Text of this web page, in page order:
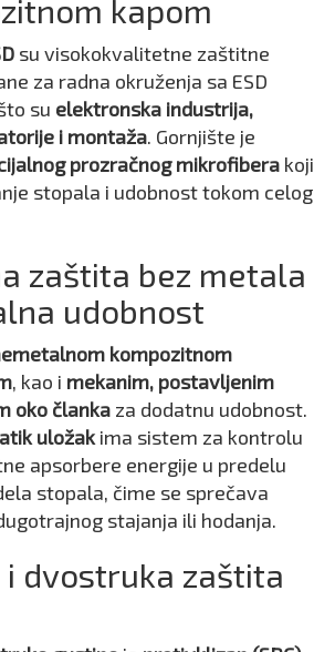
kapom
su visokokvalitetne zaštitne
za radna okruženja sa ESD
su elektronska industrija,
i montaža. Gornjište je
prozračnog mikrofibera koji
stopala i udobnost tokom celog
zaštita bez metala
udobnost
kompozitnom
, kao i mekanim, postavljenim
oko članka za dodatnu udobnost.
uložak ima sistem za kontrolu
apsorbere energije u predelu
stopala, čime se sprečava
stajanja ili hodanja.
dvostruka zaštita